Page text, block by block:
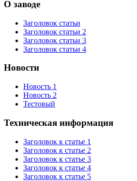
О заводе
Заголовок статьи
Заголовок статьи 2
Заголовок статьи 3
Заголовок статьи 4
Новости
Новость 1
Новость 2
Тестовый
Техническая информация
Заголовок к статье 1
Заголовок к статье 2
Заголовок к статье 3
Заголовок к статье 4
Заголовок к статье 5